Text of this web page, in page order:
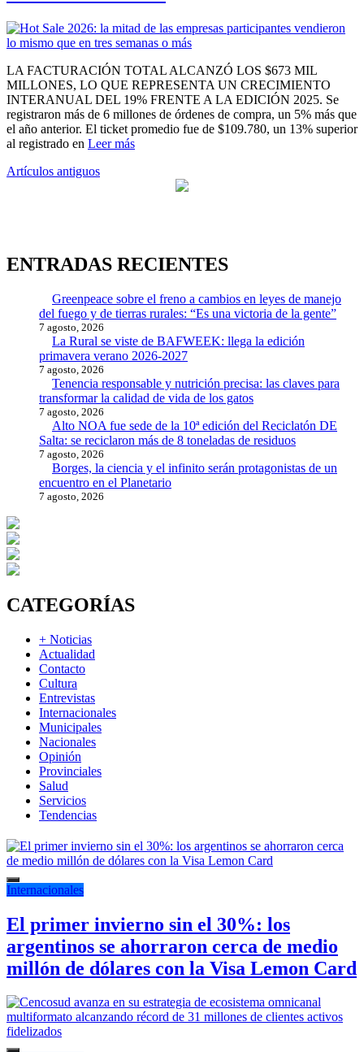
LA FACTURACIÓN TOTAL ALCANZÓ LOS $673 MIL
MILLONES, LO QUE REPRESENTA UN CRECIMIENTO
INTERANUAL DEL 19% FRENTE A LA EDICIÓN 2025. Se
registraron más de 6 millones de órdenes de compra, un 5% más que
el año anterior. El ticket promedio fue de $109.780, un 13% superior
al registrado en Leer más
Navegación
Artículos antiguos
ENTRADAS RECIENTES
Greenpeace sobre el freno a cambios en leyes de manejo
del fuego y de tierras rurales: “Es una victoria de la gente”
7 agosto, 2026
La Rural se viste de BAFWEEK: llega la edición
primavera verano 2026-2027
7 agosto, 2026
Tenencia responsable y nutrición precisa: las claves para
transformar la calidad de vida de los gatos
7 agosto, 2026
Alto NOA fue sede de la 10ª edición del Reciclatón DE
Salta: se reciclaron más de 8 toneladas de residuos
7 agosto, 2026
Borges, la ciencia y el infinito serán protagonistas de un
encuentro en el Planetario
7 agosto, 2026
CATEGORÍAS
+ Noticias
Actualidad
Contacto
Cultura
Entrevistas
Internacionales
Municipales
Nacionales
Opinión
Provinciales
Salud
Servicios
Tendencias
Internacionales
El primer invierno sin el 30%: los
argentinos se ahorraron cerca de medio
millón de dólares con la Visa Lemon Card